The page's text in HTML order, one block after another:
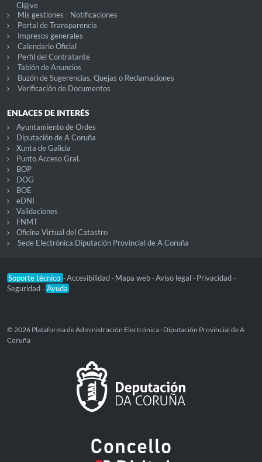
Cl@ve
Mis gestiones - Notificaciones
Portal de Transparencia
Impresos generales
Calendario Oficial
Perfil del Contratante
Tablón de Anuncios
Buzón de Sugerencias, Quejas o Reclamaciones
Verificación de Documentos
ENLACES DE INTERÉS
Ayuntamiento de Ordes
Diputación de A Coruña
Xunta de Galicia
Punto Acceso Gral.
BOP
DOG
BOE
eDNI
Validaciones
FNMT
Oficina Virtual del Catastro
Sede Electrónica Diputación Provincial de A Coruña
Soporte técnico -Accesibilidad - Mapa web -Aviso legal - Privacidad -
Seguridad - Ayuda
© 2026 Plataforma de Administración Electrónica · Diputación Provincial de A
Coruña